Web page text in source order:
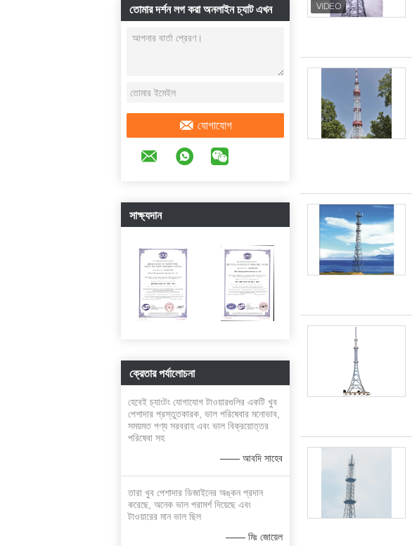
তোমার দর্শন লগ করা অনলাইন চ্যাট এখন
যোগাযোগ
সাক্ষ্যদান
ক্রেতার পর্যালোচনা
হেবেই চ্যাংটং যোগাযোগ টাওয়ারগুলির একটি খুব
পেশাদার প্রস্তুতকারক, ভাল পরিষেবার মনোভাব,
সময়মত পণ্য সরবরাহ এবং ভাল বিক্রয়োত্তর
পরিষেবা সহ
—— আবদি সাহেব
তারা খুব পেশাদার ডিজাইনের অঙ্কন প্রদান
করেছে, অনেক ভাল পরামর্শ দিয়েছে এবং
টাওয়ারের মান ভাল ছিল
—— মিঃ জোয়েল